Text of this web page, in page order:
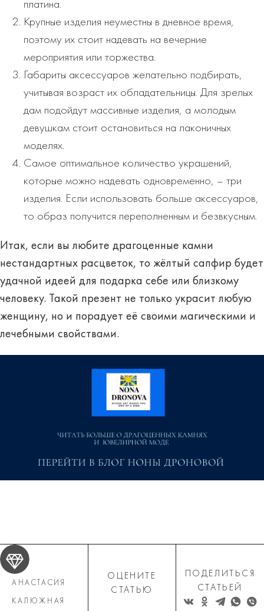
платина.
Крупные изделия неуместны в дневное время,
поэтому их стоит надевать на вечерние
мероприятия или торжества.
Габариты аксессуаров желательно подбирать,
учитывая возраст их обладательницы. Для зрелых
дам подойдут массивные изделия, а молодым
девушкам стоит остановиться на лаконичных
моделях.
Самое оптимальное количество украшений,
которые можно надевать одновременно, – три
изделия. Если использовать больше аксессуаров,
то образ получится переполненным и безвкусным.
Итак, если вы любите драгоценные камни
нестандартных расцветок, то жёлтый сапфир будет
удачной идеей для подарка себе или близкому
человеку. Такой презент не только украсит любую
женщину, но и порадует её своими магическими и
лечебными свойствами.
АНАСТАСИЯ
КАЛЮЖНАЯ
ОЦЕНИТЕ
СТАТЬЮ
ПОДЕЛИТЬСЯ
СТАТЬЕЙ